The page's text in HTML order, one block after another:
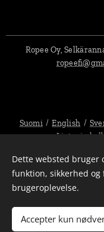
Ropee Oy,
Suomi
English
Lietuvių
EUR €
SEK kr
Dette websted bruger
funktion, sikkerhed
brugeroplevelse.
Accepter kun